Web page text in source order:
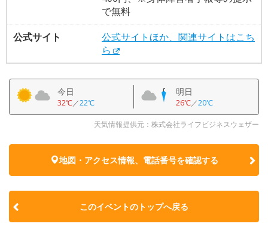
で無料
公式サイト
公式サイトほか、関連サイトはこち
ら
今日
32℃／22℃
明日
26℃／20℃
天気情報提供元：株式会社ライフビジネスウェザー
地図・アクセス情報、電話番号を確認する
このイベントのトップへ戻る